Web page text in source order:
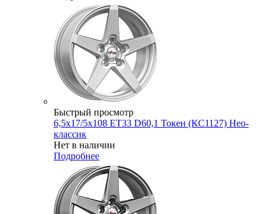
Быстрый просмотр
6,5x17/5x108 ET33 D60,1 Токен (КС1127) Нео-
классик
Нет в наличии
Подробнее